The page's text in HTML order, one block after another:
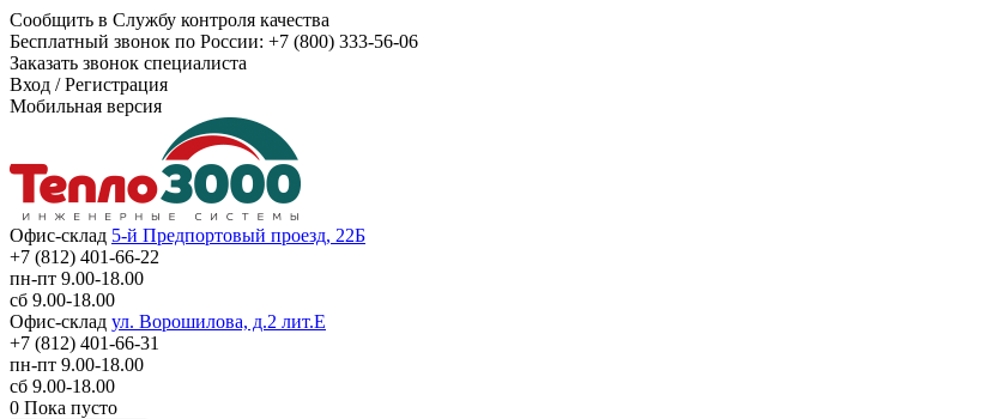
Сообщить в Службу контроля качества
Бесплатный звонок по России: +7 (800) 333-56-06
Заказать звонок специалиста
Вход /Регистрация
Мобильная версия
Офис-склад 5-й Предпортовый проезд, 22Б
+7 (812) 401-66-22
пн-пт 9.00-18.00
сб 9.00-18.00
Офис-склад ул. Ворошилова, д.2 лит.Е
+7 (812) 401-66-31
пн-пт 9.00-18.00
сб 9.00-18.00
0 Пока пусто